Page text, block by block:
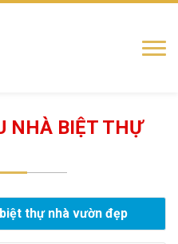
NHÀ BIỆT THỰ
thự nhà vườn đẹp